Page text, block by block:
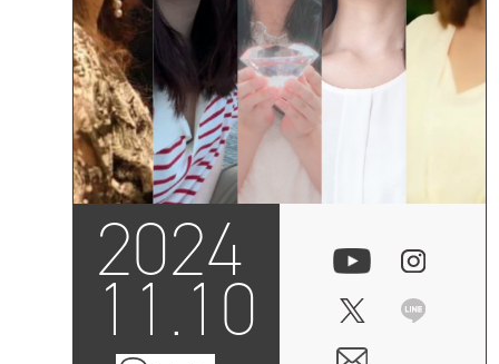
2024
11.10